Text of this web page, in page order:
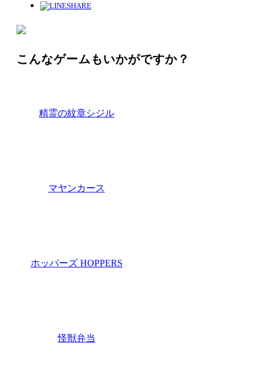
SHARE
こんなゲームもいかがですか？
精霊の紋章シジル
マヤンカース
ホッパーズ HOPPERS
怪獣弁当